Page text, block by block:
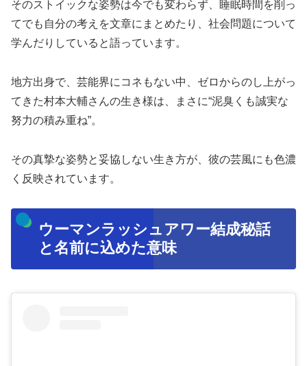
そのストイックな姿勢は今でも変わらず、睡眠時間を削っ
てでも自分の考えを文章にまとめたり、社会問題について
学んだりしていると語っています。
地方出身で、芸能界にコネもない中、ゼロからのし上がっ
てきた村本大輔さんの生き様は、まさに“泥臭くも誠実な
努力の積み重ね”。
その真摯な姿勢と妥協しない生き方が、彼の芸風にも色濃
く反映されています。
ウーマンラッシュアワー結成秘話
と名前に込めた意味